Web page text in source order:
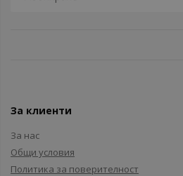
За клиенти
За нас
Общи условия
Политика за поверителност